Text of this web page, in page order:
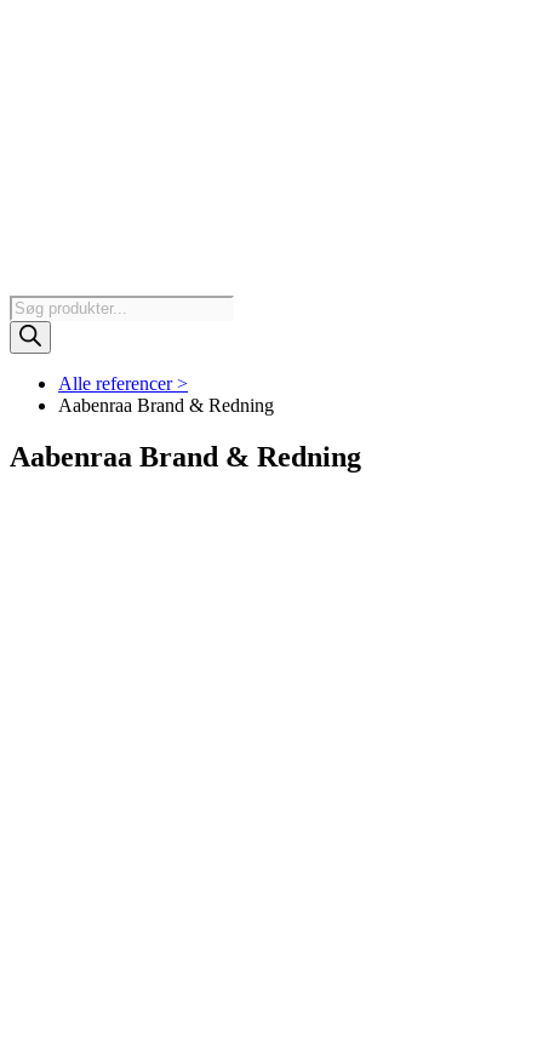
Products
search
Alle referencer >
Aabenraa Brand & Redning
Aabenraa Brand & Redning